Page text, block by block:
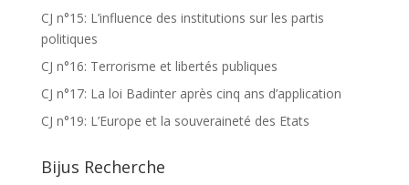
CJ n°15: L’influence des institutions sur les partis
politiques
CJ n°16: Terrorisme et libertés publiques
CJ n°17: La loi Badinter après cinq ans d’application
CJ n°19: L’Europe et la souveraineté des Etats
Bijus Recherche